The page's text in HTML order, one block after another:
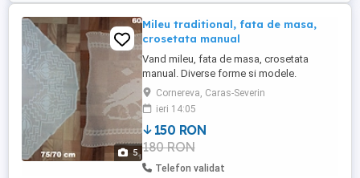
5
Mileu traditional, fata de masa,
crosetata manual
Vand mileu, fata de masa, crosetata
manual. Diverse forme si modele.
Dimensiunea este trecuta in imagine.
Obiect vintage, în stare foarte buna.
Cornereva, Caras-Severin
ieri 14:05
150 RON
180 RON
Telefon validat